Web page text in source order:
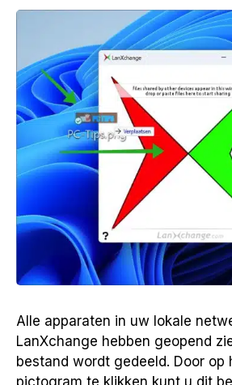
Alle apparaten in uw lokale
LanXchange hebben geopend
bestand wordt gedeeld. Door op